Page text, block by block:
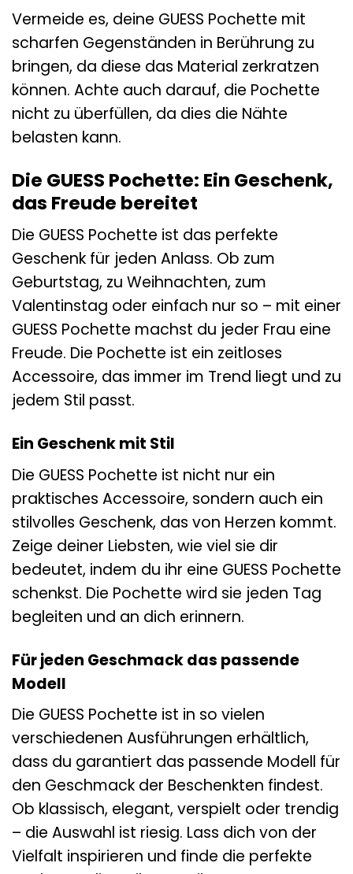
Vermeide es, deine GUESS Pochette mit
scharfen Gegenständen in Berührung zu
bringen, da diese das Material zerkratzen
können. Achte auch darauf, die Pochette
nicht zu überfüllen, da dies die Nähte
belasten kann.
Die GUESS Pochette: Ein Geschenk,
das Freude bereitet
Die GUESS Pochette ist das perfekte
Geschenk für jeden Anlass. Ob zum
Geburtstag, zu Weihnachten, zum
Valentinstag oder einfach nur so – mit einer
GUESS Pochette machst du jeder Frau eine
Freude. Die Pochette ist ein zeitloses
Accessoire, das immer im Trend liegt und zu
jedem Stil passt.
Ein Geschenk mit Stil
Die GUESS Pochette ist nicht nur ein
praktisches Accessoire, sondern auch ein
stilvolles Geschenk, das von Herzen kommt.
Zeige deiner Liebsten, wie viel sie dir
bedeutet, indem du ihr eine GUESS Pochette
schenkst. Die Pochette wird sie jeden Tag
begleiten und an dich erinnern.
Für jeden Geschmack das passende
Modell
Die GUESS Pochette ist in so vielen
verschiedenen Ausführungen erhältlich,
dass du garantiert das passende Modell für
den Geschmack der Beschenkten findest.
Ob klassisch, elegant, verspielt oder trendig
– die Auswahl ist riesig. Lass dich von der
Vielfalt inspirieren und finde die perfekte